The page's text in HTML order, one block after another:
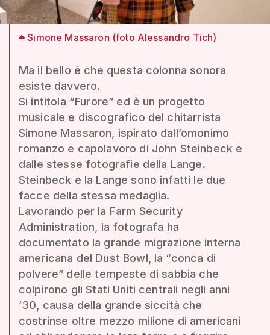
Simone Massaron (foto Alessandro Tich)
Ma il bello è che questa colonna sonora
esiste davvero.
Si intitola “Furore” ed è un progetto
musicale e discografico del chitarrista
Simone Massaron, ispirato dall’omonimo
romanzo e capolavoro di John Steinbeck e
dalle stesse fotografie della Lange.
Steinbeck e la Lange sono infatti le due
facce della stessa medaglia.
Lavorando per la Farm Security
Administration, la fotografa ha
documentato la grande migrazione interna
americana del Dust Bowl, la “conca di
polvere” delle tempeste di sabbia che
colpirono gli Stati Uniti centrali negli anni
’30, causa della grande siccità che
costrinse oltre mezzo milione di americani